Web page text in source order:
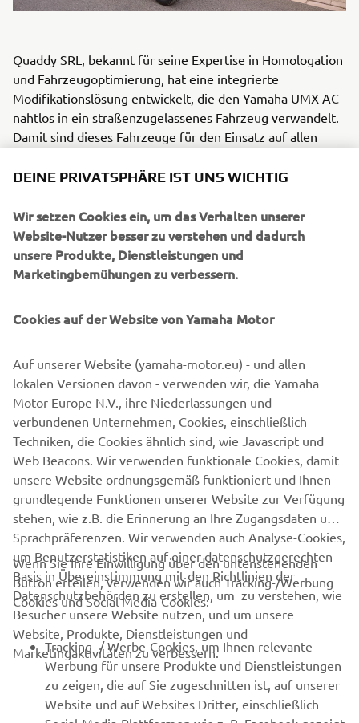
Quaddy SRL, bekannt für seine Expertise in Homologation
und Fahrzeugoptimierung, hat eine integrierte
Modifikationslösung entwickelt, die den Yamaha UMX AC
nahtlos in ein straßenzugelassenes Fahrzeug verwandelt.
Damit sind dieses Fahrzeuge für den Einsatz auf allen
Bereiche wie Camping, Parks, Resorts, Industrie, Stadien,
geeignet.
Die besonderen Merkmale des UMQ sind:
Breite 22-Zoll-Reifen mit Offroad-Profil für mehr
Starke Reflektor-LED-Beleuchtung
Kabine mit Frontscheibe inkl. Zubehör
Entspricht der europäischen
Straßenzulassungsverordnung
UMQ ENTDECKEN
UNTERNEHMEN
B2B
MEHR VON YAMAHA
DEINE PRIVATSPHÄRE IST UNS WICHTIG
Wir setzen Cookies ein, um das Verhalten unserer
Website-Nutzer besser zu verstehen und dadurch
unsere Produkte, Dienstleistungen und
Marketingbemühungen zu verbessern.
Cookies auf der Website von Yamaha Motor
Auf unserer Website (yamaha-motor.eu) - und allen
lokalen Versionen davon - verwenden wir, die Yamaha
Motor Europe N.V., ihre Niederlassungen und
verbundenen Unternehmen, Cookies, einschließlich
Techniken, die Cookies ähnlich sind, wie Javascript und
Web Beacons. Wir verwenden funktionale Cookies, damit
unsere Website ordnungsgemäß funktioniert und Ihnen
grundlegende Funktionen unserer Website zur Verfügung
stehen, wie z.B. die Erinnerung an Ihre Zugangsdaten und
Sprachpräferenzen. Wir verwenden auch Analyse-Cookies,
um Benutzerstatistiken auf einer datenschutzgerechten
Basis in Übereinstimmung mit den Richtlinien der
Datenschutzbehörden zu erstellen, um zu verstehen, wie
Besucher unsere Website nutzen, und um unsere
Website, Produkte, Dienstleistungen und
Marketingaktivitäten zu verbessern.
Wenn Sie Ihre Einwilligung über den untenstehenden
Button erteilen, verwenden wir auch Tracking-/Werbung
Cookies und Social Media-Cookies:
Tracking- / Werbe-Cookies, um Ihnen relevante
Werbung für unsere Produkte und Dienstleistungen
zu zeigen, die auf Sie zugeschnitten ist, auf unserer
Website und auf Websites Dritter, einschließlich